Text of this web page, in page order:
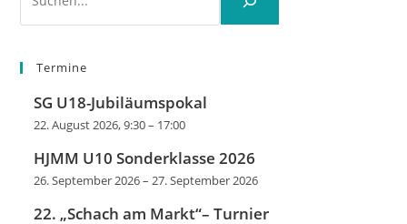
Termine
SG U18-Jubiläumspokal
22. August 2026, 9:30– 17:00
HJMM U10 Sonderklasse 2026
26. September 2026–27. September 2026
22. „Schach am Markt“– Turnier